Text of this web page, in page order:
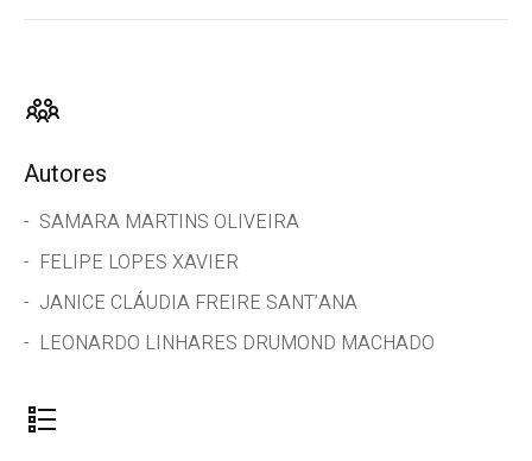
Autores
SAMARA MARTINS OLIVEIRA
FELIPE LOPES XAVIER
JANICE CLÁUDIA FREIRE SANT’ANA
LEONARDO LINHARES DRUMOND MACHADO